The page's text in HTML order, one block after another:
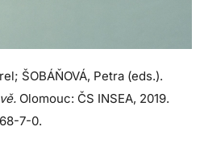
ŠOBÁŇOVÁ, Petra (eds.).
Olomouc: ČS INSEA, 2019.
7-0.